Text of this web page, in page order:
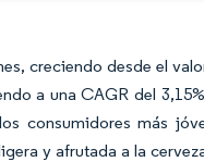
creciendo desde el
a una CAGR del
consumidores más
y afrutada a la